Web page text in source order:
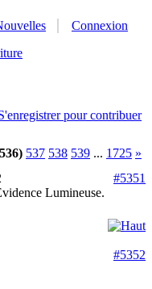
Connexion
pour contribuer
537 538 539 ... 1725 »
#5351
Lumineuse.
#5352